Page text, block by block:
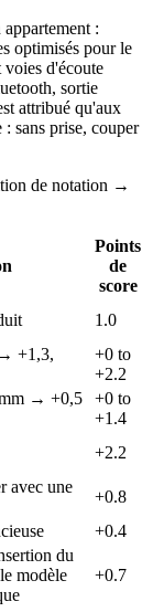
:
optimisés pour le
voies d'écoute
sortie
attribué qu'aux
: sans prise, couper
de notation →
Points
de
score
1.0
+1,3,
+0 to
+2.2
→ +0,5
+0 to
+1.4
+2.2
avec une
+0.8
+0.4
du
modèle
+0.7